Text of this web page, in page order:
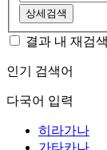
상세검색
결과 내 재검색
인기 검색어
다국어 입력
히라가나